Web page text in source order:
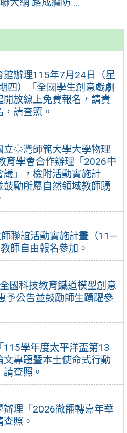
辦理115年7月24日（星
四）「全國學生創意戲劇
放線上免費報名，請貴
請查照。
臺灣師範大學大學物理
育學會合作辦理「2026中
」，檢附活動實施計
勵所屬自然領域教師踴
聯誼活動實施計畫（11—
師自由報名參加。
國科技教育鐵道模型創意
予公告並鼓勵師生踴躍參
學年度太平洋盃第13
專題暨本土使命式行動
查照。
理「2026微翻轉嘉年華
照。
大網 路成癮防 ...